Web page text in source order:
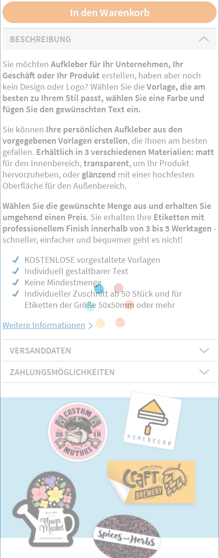
BESCHREIBUNG
Sie möchten Aufkleber für Ihr Unternehmen, Ihr
Geschäft oder Ihr Produkt erstellen, haben aber noch
kein Design oder Logo? Wählen Sie dieVorlage, die am
besten zu Ihrem Stil passt, wählen Sie eine Farbe und
fügen Sie den gewünschten Text ein.
Sie können Ihre persönlichen Aufkleber aus den
vorgegebenen Vorlagen erstellen, die Ihnen am besten
gefallen. Erhältlich in 3 verschiedenen Materialien: matt
für den Innenbereich,transparent, um Ihr Produkt
hervorzuheben, oder glänzend mit einer hochfesten
Oberfläche für den Außenbereich.
Wählen Sie die gewünschte Menge aus und erhalten Sie
umgehend einen Preis. Sie erhalten Ihre Etiketten mit
professionellem Finish innerhalb von 3 bis 5 Werktagen -
schneller, einfacher und bequemer geht es nicht!
KOSTENLOSE vorgestaltete Vorlagen
Individuell gestaltbarer Text
Keine Mindestmenge
Individueller Zuschnitt ab 50 Stück und für
Etiketten der Größe 50x50mm oder mehr
Weitere Informationen
VERSANDDATEN
ZAHLUNGSMÖGLICHKEITEN